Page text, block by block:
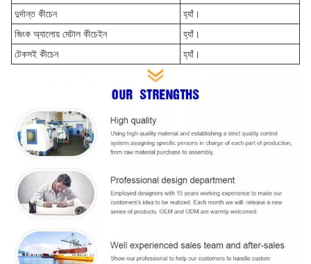
দুর্দান্ত কীচেন
হ্যাঁ।
জিংক অ্যালোয় মেটাল কীচেইন
হ্যাঁ।
টেকসই কীচেন
হ্যাঁ।